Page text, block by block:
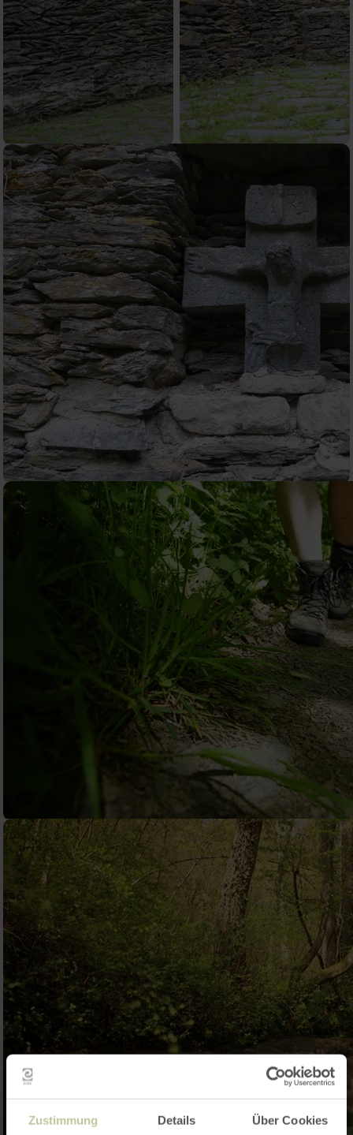
Zustimmung Details Über Cookies